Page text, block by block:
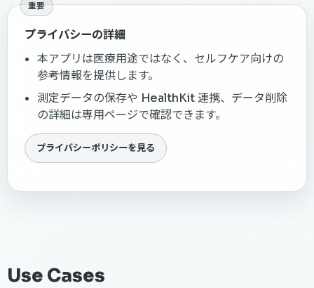
重要
プライバシーの詳細
本アプリは医療用途ではなく、セルフケア向けの
参考情報を提供します。
測定データの保存や HealthKit 連携、データ削除
の詳細は専用ページで確認できます。
プライバシーポリシーを見る
Use Cases